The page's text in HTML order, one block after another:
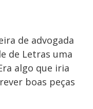
de advogada
de Letras uma
algo que iria
boas peças